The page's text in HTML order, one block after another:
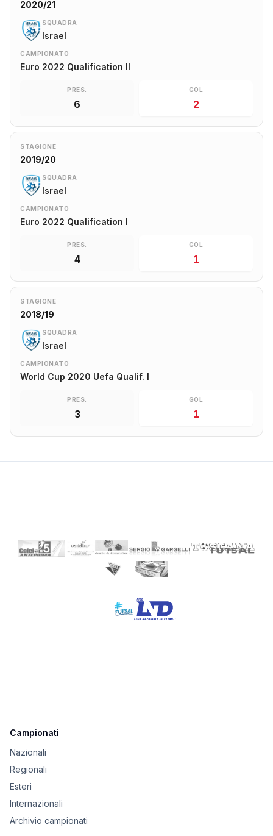
2020/21
SQUADRA
Israel
CAMPIONATO
Euro 2022 Qualification II
PRES.
6
GOL
2
STAGIONE
2019/20
SQUADRA
Israel
CAMPIONATO
Euro 2022 Qualification I
PRES.
4
GOL
1
STAGIONE
2018/19
SQUADRA
Israel
CAMPIONATO
World Cup 2020 Uefa Qualif. I
PRES.
3
GOL
1
Campionati
Nazionali
Regionali
Esteri
Internazionali
Archivio campionati